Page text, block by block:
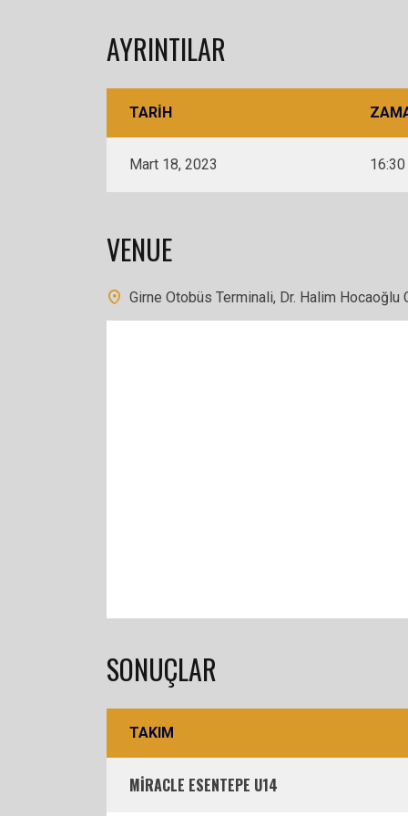
AYRINTILAR
TARIH
Mart 18, 2023 16:30
VENUE
Girne Otobüs Terminali, Dr. Halim Hocaoğlu
SONUÇLAR
TAKIM
MİRACLE ESENTEPE U14